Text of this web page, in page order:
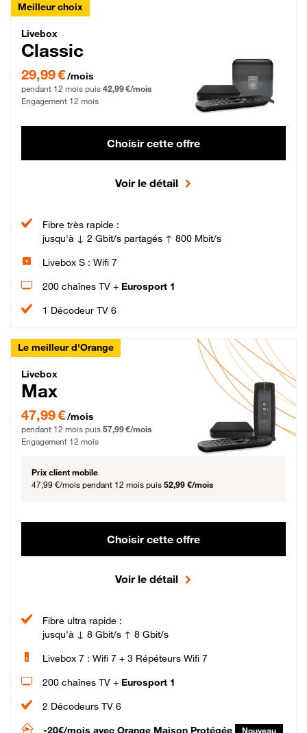
Meilleur choix
Livebox Classic Fibre
Livebox
Classic
29,99 € par mois pendant 12 mois puis 42,99 € par mois, Engagement 12 mois
29,99 €/mois
pendant 12 mois puis 42,99 €/mois
Engagement 12 mois
Choisir cette offre
Voir le détail
Fibre très rapide :
jusqu'à ↓ 2 Gbit/s partagés ↑ 800 Mbit/s
Livebox S : Wifi 7
200 chaînes TV + Eurosport 1
1 Décodeur TV 6
Le meilleur d'Orange
Livebox Max Fibre
Livebox
Max
47,99 € par mois pendant 12 mois puis 57,99 € par mois, Engagement 12 mois
47,99 €/mois
pendant 12 mois puis 57,99 €/mois
Engagement 12 mois
Prix client mobile
47,99 €/mois pendant 12 mois puis 52,99 €/mois
Choisir cette offre
Voir le détail
Fibre ultra rapide :
jusqu'à ↓ 8 Gbit/s ↑ 8 Gbit/s
Livebox 7 : Wifi 7 + 3 Répéteurs Wifi 7
200 chaînes TV + Eurosport 1
2 Décodeurs TV 6
-20€/mois avec Orange Maison Protégée Nouveau